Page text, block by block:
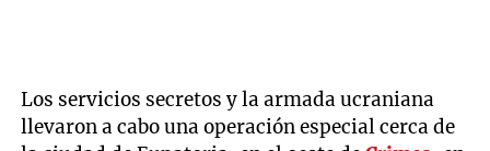
Los servicios secretos y la armada ucraniana
llevaron a cabo una operación especial cerca de